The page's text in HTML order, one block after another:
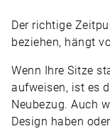
Der richtige
beziehen, hängt
Wenn Ihre Sitze
aufweisen, ist es
Neubezug. Auch
Design haben